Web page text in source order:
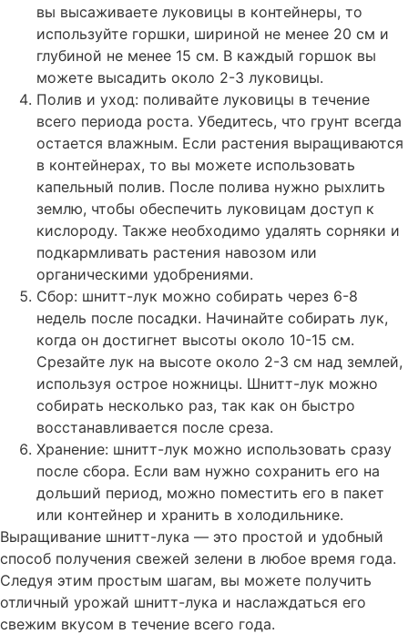
вы высаживаете луковицы в контейнеры, то
используйте горшки, шириной не менее 20 см и
глубиной не менее 15 см. В каждый горшок вы
можете высадить около 2-3 луковицы.
Полив и уход: поливайте луковицы в течение
всего периода роста. Убедитесь, что грунт всегда
остается влажным. Если растения выращиваются
в контейнерах, то вы можете использовать
капельный полив. После полива нужно рыхлить
землю, чтобы обеспечить луковицам доступ к
кислороду. Также необходимо удалять сорняки и
подкармливать растения навозом или
органическими удобрениями.
Сбор: шнитт-лук можно собирать через 6-8
недель после посадки. Начинайте собирать лук,
когда он достигнет высоты около 10-15 см.
Срезайте лук на высоте около 2-3 см над землей,
используя острое ножницы. Шнитт-лук можно
собирать несколько раз, так как он быстро
восстанавливается после среза.
Хранение: шнитт-лук можно использовать сразу
после сбора. Если вам нужно сохранить его на
дольший период, можно поместить его в пакет
или контейнер и хранить в холодильнике.
Выращивание шнитт-лука — это простой и удобный
способ получения свежей зелени в любое время года.
Следуя этим простым шагам, вы можете получить
отличный урожай шнитт-лука и наслаждаться его
свежим вкусом в течение всего года.